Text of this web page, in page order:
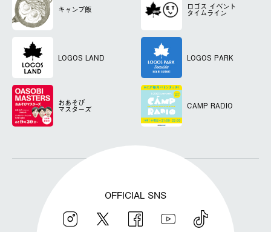
キャンプ飯 ロゴス イベント
タイムライン
LOGOS LAND LOGOS PARK
おあそび
マスターズ CAMP RADIO
OFFICIAL SNS